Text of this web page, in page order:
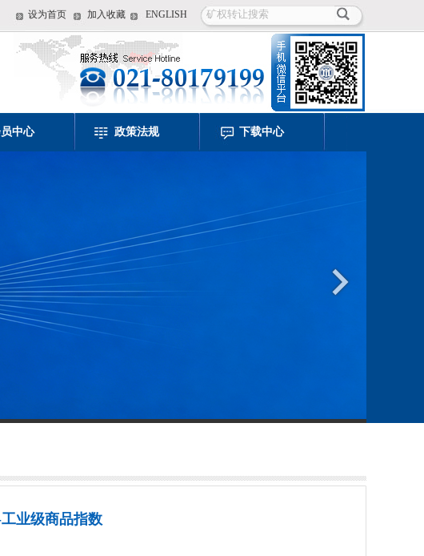
设为首页 加入收藏 ENGLISH
中心 政策法规 下载中心
业级商品指数